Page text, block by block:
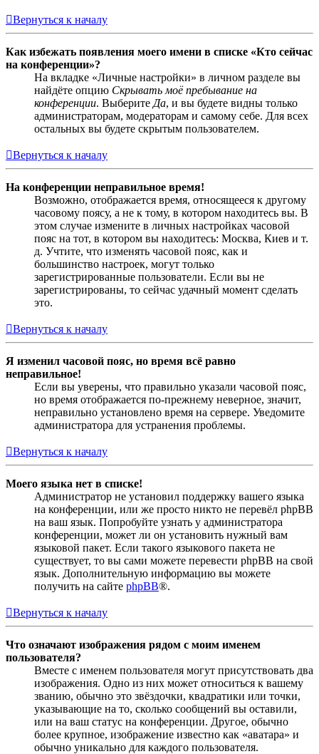
Вернуться к началу
Как избежать появления моего имени в списке «Кто сейчас
на конференции»?
На вкладке «Личные настройки» в личном разделе вы
найдёте опцию Скрывать моё пребывание на
конференции. Выберите Да, и вы будете видны только
администраторам, модераторам и самому себе. Для всех
остальных вы будете скрытым пользователем.
Вернуться к началу
На конференции неправильное время!
Возможно, отображается время, относящееся к другому
часовому поясу, а не к тому, в котором находитесь вы. В
этом случае измените в личных настройках часовой
пояс на тот, в котором вы находитесь: Москва, Киев и т.
д. Учтите, что изменять часовой пояс, как и
большинство настроек, могут только
зарегистрированные пользователи. Если вы не
зарегистрированы, то сейчас удачный момент сделать
это.
Вернуться к началу
Я изменил часовой пояс, но время всё равно
неправильное!
Если вы уверены, что правильно указали часовой пояс,
но время отображается по-прежнему неверное, значит,
неправильно установлено время на сервере. Уведомите
администратора для устранения проблемы.
Вернуться к началу
Моего языка нет в списке!
Администратор не установил поддержку вашего языка
на конференции, или же просто никто не перевёл phpBB
на ваш язык. Попробуйте узнать у администратора
конференции, может ли он установить нужный вам
языковой пакет. Если такого языкового пакета не
существует, то вы сами можете перевести phpBB на свой
язык. Дополнительную информацию вы можете
получить на сайте phpBB®.
Вернуться к началу
Что означают изображения рядом с моим именем
пользователя?
Вместе с именем пользователя могут присутствовать два
изображения. Одно из них может относиться к вашему
званию, обычно это звёздочки, квадратики или точки,
указывающие на то, сколько сообщений вы оставили,
или на ваш статус на конференции. Другое, обычно
более крупное, изображение известно как «аватара» и
обычно уникально для каждого пользователя.